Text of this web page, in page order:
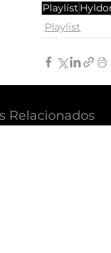
Playlist
Playlist
Relacionados